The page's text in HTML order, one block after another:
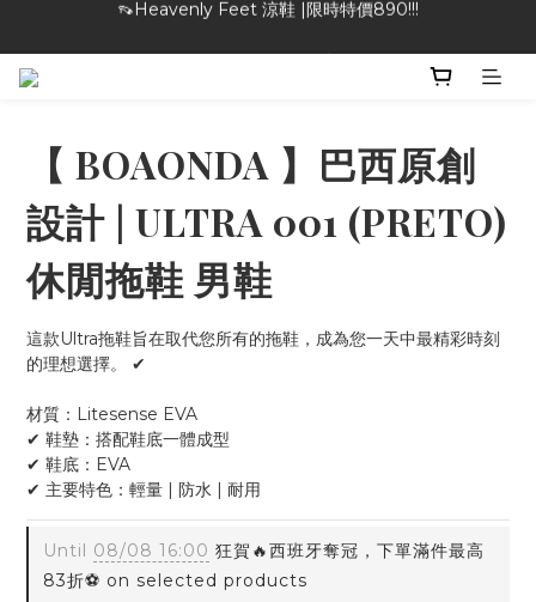
🎁特物館 | 滿額現折最高$1000！
🎁特物館 | 滿額現折最高$1000！
【 BOAONDA 】巴西原創
設計 | ULTRA 001 (PRETO)
休閒拖鞋 男鞋
這款Ultra拖鞋旨在取代您所有的拖鞋，成為您一天中最精彩時刻
的理想選擇。 ✔
材質：Litesense EVA
✔ 鞋墊：搭配鞋底一體成型
✔ 鞋底：EVA
✔ 主要特色：輕量 | 防水 | 耐用
Until 08/08 16:00 狂賀🔥西班牙奪冠，下單滿件最高
83折⚽ on selected products